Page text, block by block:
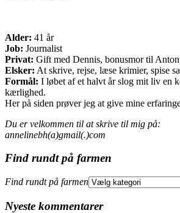
Alder: 41 år
Job: Journalist
Privat: Gift med Dennis, bonusmor til
Elsker: At skrive, rejse, læse krimier, spise
Formål: I løbet af et halvt år slog mit liv en
kærlighed.
Her på siden prøver jeg at give mine
Du er velkommen til at skrive til mig på:
annelinebh(a)gmail(.)com
Find rundt på farmen
Find rundt på farmen
Nyeste kommentarer